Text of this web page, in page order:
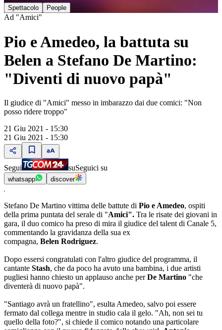
Spettacolo People
Ad "Amici"
Pio e Amedeo, la battuta su
Belen a Stefano De Martino:
"Diventi di nuovo papà"
Il giudice di "Amici" messo in imbarazzo dai due comici: "Non
posso ridere troppo"
21 Giu 2021 - 15:30
21 Giu 2021 - 15:30
Segui suSeguici su
whatsapp discover
Stefano De Martino vittima delle battute di Pio e Amedeo, ospiti
della prima puntata del serale di "Amici". Tra le risate dei giovani in
gara, il duo comico ha preso di mira il giudice del talent di Canale 5,
commentando la gravidanza della sua ex
compagna, Belen Rodriguez.
Dopo essersi congratulati con l'altro giudice del programma, il
cantante Stash, che da poco ha avuto una bambina, i due artisti
pugliesi hanno chiesto un applauso anche perDe Martino "che
diventerà di nuovo papà".
"Santiago avrà un fratellino", esulta Amedeo, salvo poi essere
fermato dal collega mentre in studio cala il gelo. "Ah, non sei tu
quello della foto?", si chiede il comico notando una particolare